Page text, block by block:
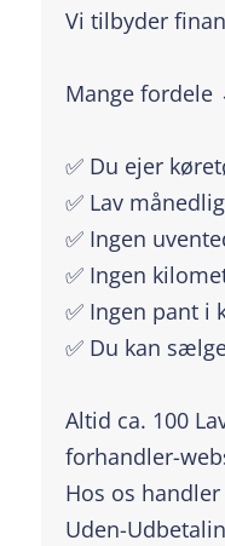
Vi tilbyder
Mange fordele
✅ Du ejer
✅ Lav
✅ Ingen
✅ Ingen
✅ Ingen pant i
✅ Du kan
Altid ca. 100
forhandler-
Hos os handler
Uden-